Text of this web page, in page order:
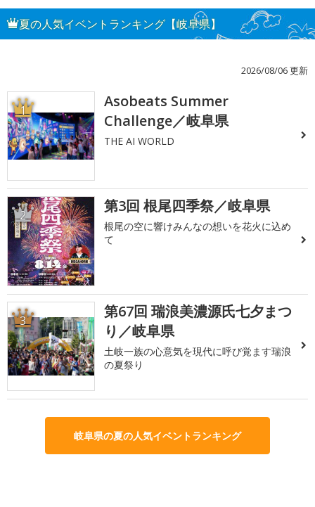
夏の人気イベントランキング【岐阜県】
2026/08/06 更新
1
Asobeats Summer
Challenge／岐阜県
THE AI WORLD
2 第3回 根尾四季祭／岐阜県
根尾の空に響けみんなの想いを花火に込め
て
3
第67回 瑞浪美濃源氏七夕まつ
り／岐阜県
土岐一族の心意気を現代に呼び覚ます瑞浪
の夏祭り
岐阜県の夏の人気イベントランキング